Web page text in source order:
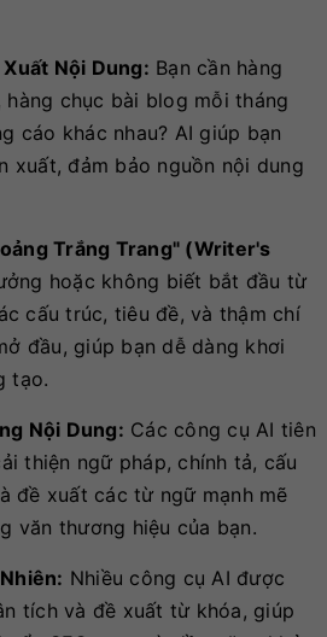
Nội Dung: Bạn cần hàng
chục bài blog mỗi tháng
cáo khác nhau? AI giúp bạn
xuất, đảm bảo nguồn nội dung
Trắng Trang" (Writer's
hoặc không biết bắt đầu từ
cấu trúc, tiêu đề, và thậm chí
đầu, giúp bạn dễ dàng khơi
tạo.
Nội Dung: Các công cụ AI tiên
thiện ngữ pháp, chính tả, cấu
đề xuất các từ ngữ mạnh mẽ
văn thương hiệu của bạn.
Nhiều công cụ AI được
tích và đề xuất từ khóa, giúp